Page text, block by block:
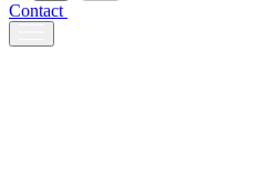
Contact